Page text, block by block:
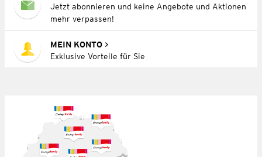
Jetzt abonnieren und keine Angebote und Aktionen
mehr verpassen!
MEIN KONTO
Exklusive Vorteile für Sie